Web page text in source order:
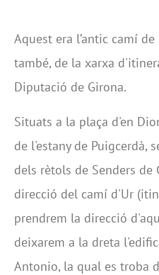
Aquest era l’antic camí
també, de la xarxa
Diputació de Girona.
Situats a la plaça d'en
de l'estany de Puigcerdà,
dels rètols de Senders de
direcció del camí d'Ur
prendrem la direcció
deixarem a la dreta
Antonio, la qual es troba